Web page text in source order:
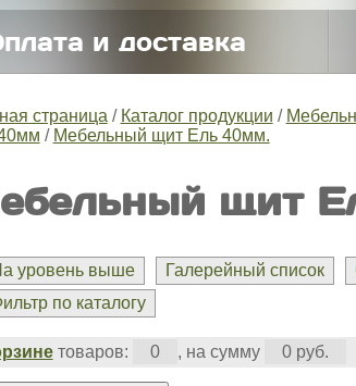
и доставка
страница / Каталог продукции /
/ Мебельный щит Ель 40мм.
щит
уровень выше Галерейный список
по каталогу
товаров: 0 , на сумму 0 руб.